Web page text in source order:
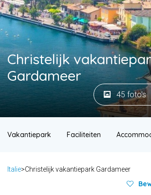
Christelijk
Gardameer
45 foto's
Vakantiepark Faciliteiten
Italie>Christelijk vakantiepark Gardameer